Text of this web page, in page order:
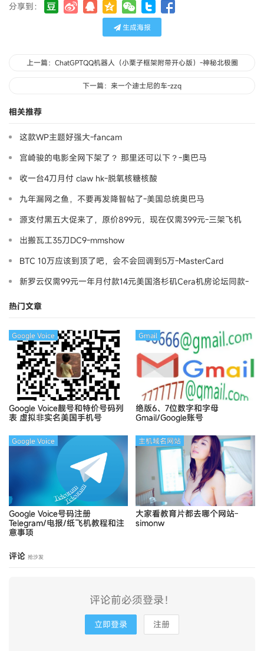
分享到：
生成海报
上一篇：ChatGPTQQ机器人（小栗子框架附带开心版）-神秘北极圈
下一篇：来一个迪士尼的车-zzq
相关推荐
这款WP主题好强大-fancam
宫崎骏的电影全网下架了？ 那里还可以下？-奧巴马
收一台4刀月付 claw hk-脱氧核糖核酸
九年漏网之鱼，不要再发降智帖了-美国总统奥巴马
源支付黑五大促来了，原价899元，现在仅需399元-三架飞机
出搬瓦工35刀DC9-mmshow
BTC 10万应该到顶了吧，会不会回调到5万-MasterCard
新罗云仅需99元一年月付款14元美国洛杉矶Cera机房论坛同款-
热门文章
Google Voice靓号和特价号码列
表 虚拟非实名美国手机号
Google Voice
绝版6、7位数字和字母
Gmail/Google账号
Gmail
Google Voice号码注册
Telegram/电报/纸飞机教程和注
意事项
Google Voice
大家看教育片都去哪个网站-
simonw
主机域名网站
评论 抢沙发
评论前必须登录！
立即登录 注册